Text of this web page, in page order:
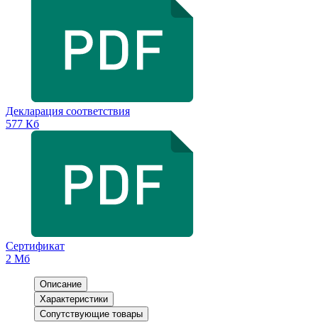
Декларация соответствия
577 Кб
Сертификат
2 Мб
Описание
Характеристики
Сопутствующие товары